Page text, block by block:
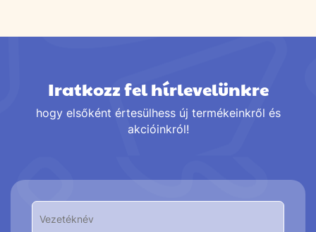
Iratkozz fel hírlevelünkre
hogy elsőként értesülhess új termékeinkről és
akcióinkról!